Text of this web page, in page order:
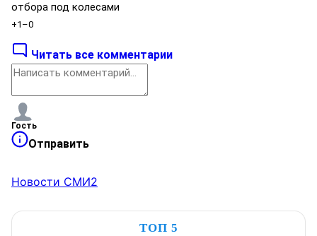
отбора под колесами
+1 –0
Читать все комментарии
Гость
Отправить
Новости СМИ2
ТОП 5